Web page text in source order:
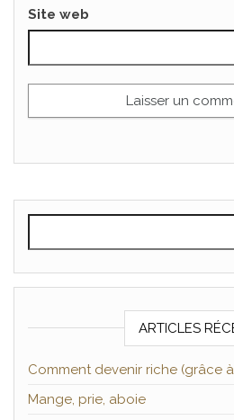
Site web
ARTICLES
Comment devenir riche (grâce
Mange, prie, aboie